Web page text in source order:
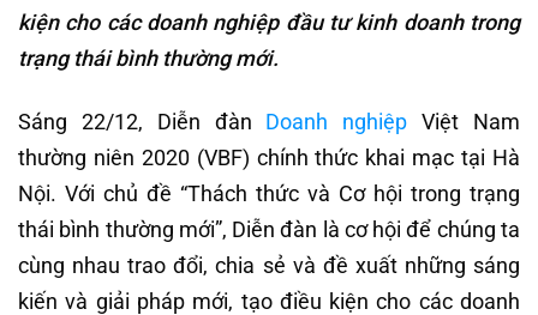
kiện cho các doanh nghiệp đầu tư kinh doanh trong
trạng thái bình thường mới.
Sáng 22/12, Diễn đàn Doanh nghiệp Việt Nam
thường niên 2020 (VBF) chính thức khai mạc tại Hà
Nội. Với chủ đề “Thách thức và Cơ hội trong trạng
thái bình thường mới”, Diễn đàn là cơ hội để chúng ta
cùng nhau trao đổi, chia sẻ và đề xuất những sáng
kiến và giải pháp mới, tạo điều kiện cho các doanh